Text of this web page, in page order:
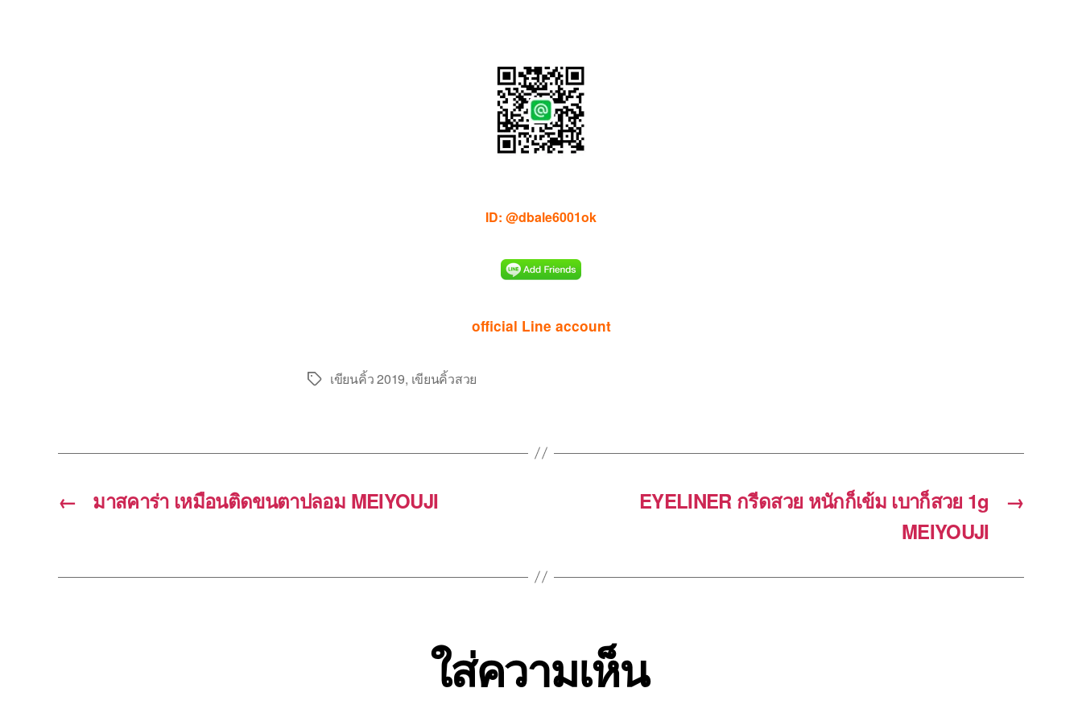
ID: @dbale6001ok
official Line account
Tagsเขียนคิ้ว 2019, เขียนคิ้วสวย
← มาสคาร่า เหมือนติดขนตาปลอม MEIYOUJI →
EYELINER กรีดสวย หนักก็เข้ม เบาก็สวย 1g
MEIYOUJI
ใส่ความเห็น